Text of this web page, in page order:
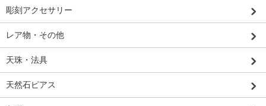
彫刻アクセサリー
レア物・その他
天珠・法具
天然石ピアス